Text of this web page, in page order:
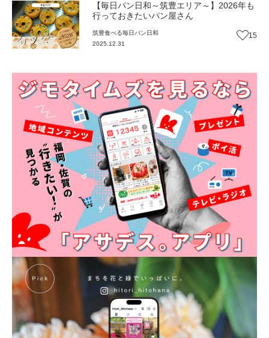
【毎日パン日和～筑豊エリア～】2026年も
行っておきたいパン屋さん
筑豊食べる毎日パン日和
2025.12.31
15